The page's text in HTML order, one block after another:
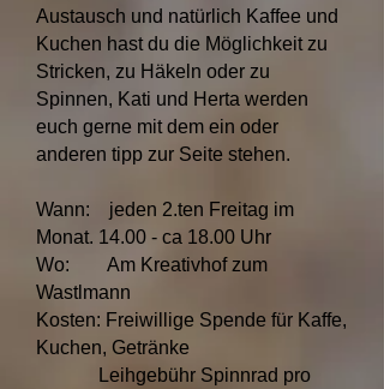
Austausch und natürlich Kaffee und
Kuchen hast du die Möglichkeit zu
Stricken, zu Häkeln oder zu
Spinnen, Kati und Herta werden
euch gerne mit dem ein oder
anderen tipp zur Seite stehen.
Wann: jeden 2.ten Freitag im
Monat. 14.00 - ca 18.00 Uhr
Wo: Am Kreativhof zum
Wastlmann
Kosten: Freiwillige Spende für Kaffe,
Kuchen, Getränke
Leihgebühr Spinnrad pro